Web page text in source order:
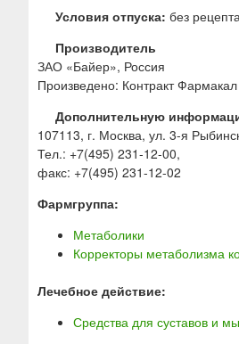
Условия отпуска: без
Производитель
ЗАО «Байер», Россия
Произведено: Контракт
Дополнительную
107113, г. Москва, ул. 3-я
Тел.: +7(495) 231-12-00,
факс: +7(495) 231-12-02
Фармгруппа:
Метаболики
Корректоры метаболизма
Лечебное действие:
Средства для суставов и